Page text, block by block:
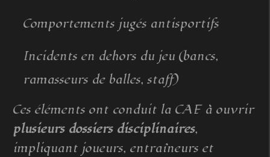
Comportements jugés antisportifs
Incidents en dehors du jeu (bancs,
ramasseurs de balles, staff)
Ces éléments ont conduit la CAF à ouvrir
plusieurs dossiers disciplinaires,
impliquant joueurs, entraîneurs et